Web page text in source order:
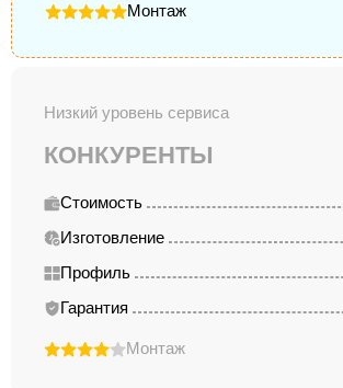
Монтаж
Низкий уровень сервиса
КОНКУРЕНТЫ
Стоимость
Изготовление
Профиль
Гарантия
Монтаж